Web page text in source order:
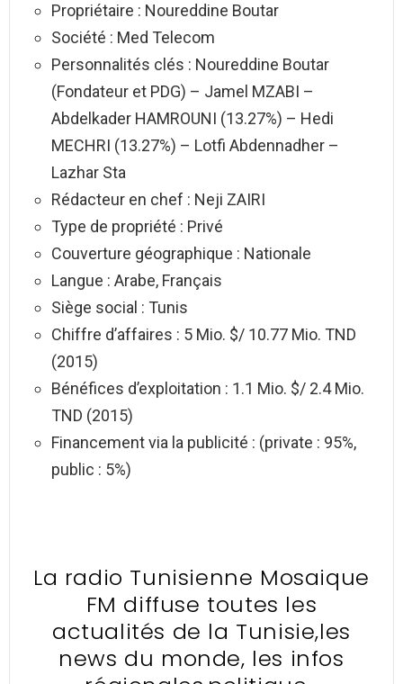
Propriétaire : Noureddine Boutar
Société : Med Telecom
Personnalités clés : Noureddine Boutar
(Fondateur et PDG) – Jamel MZABI –
Abdelkader HAMROUNI (13.27%) – Hedi
MECHRI (13.27%) – Lotfi Abdennadher –
Lazhar Sta
Rédacteur en chef : Neji ZAIRI
Type de propriété : Privé
Couverture géographique : Nationale
Langue : Arabe, Français
Siège social : Tunis
Chiffre d’affaires : 5 Mio. $/ 10.77 Mio. TND
(2015)
Bénéfices d’exploitation : 1.1 Mio. $/ 2.4 Mio.
TND (2015)
Financement via la publicité : (private : 95%,
public : 5%)
La radio Tunisienne Mosaique
FM diffuse toutes les
actualités de la Tunisie,les
news du monde, les infos